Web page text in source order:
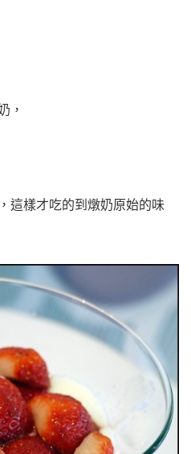
，
這樣才吃的到燉奶原始的味